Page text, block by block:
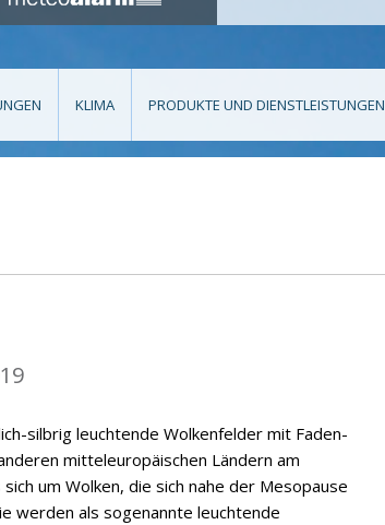
KLIMA PRODUKTE UND DIENSTLEISTUNGEN
silbrig leuchtende Wolkenfelder mit Faden-
mitteleuropäischen Ländern am
um Wolken, die sich nahe der Mesopause
werden als sogenannte leuchtende